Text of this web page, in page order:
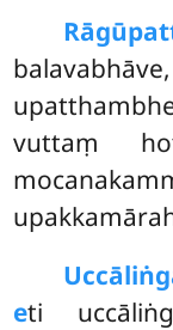
vuttaṃ
eti